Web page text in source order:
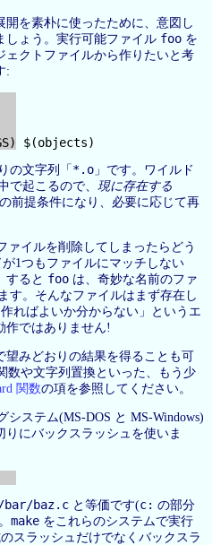
を素朴に使ったために、意図し
しょう。実行可能ファイル foo を
クトファイルから作りたいと考
:
の文字列「 *.o 」です。ワイルド
で起こるので、 現に存在する
の前提条件になり、必要に応じて再
ァイルを削除してしまったらどう
1つもファイルにマッチしない
すると foo は、奇妙な名前のファ
す。そんなファイルはまず存在し
ればよいか分からない」というエ
作ではありません!
みどおりの結果を得ることも可
数や文字列置換といった、もう少
関数の項を参照してください。
ステム(MS-DOS と MS-Windows)
にバックスラッシュを使いま
baz.c と等価です(c: の部分
make をこれらのシステムで実行
スラッシュだけでなくバックスラ